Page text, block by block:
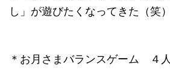
し」が遊びたくなってきた（笑）
＊お月さまバランスゲーム ４人